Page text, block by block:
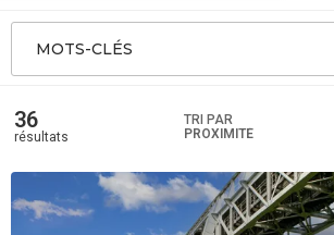
MOTS-CLÉS
36
résultats
TRI PAR
PROXIMITÉ